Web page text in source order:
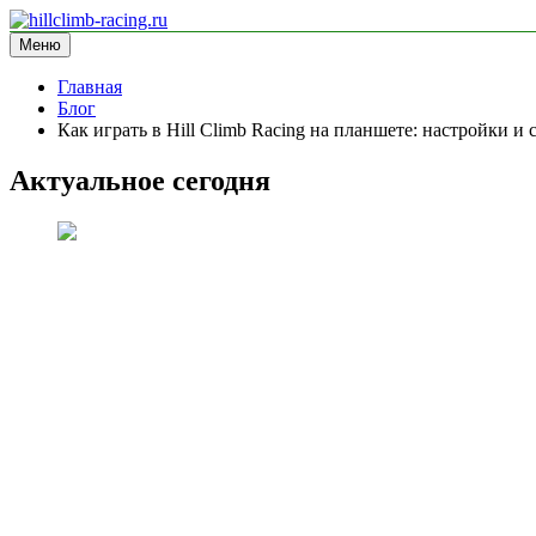
Перейти
к
содержимому
hillclimb-racing.ru
информационный сайт
Меню
Главная
Блог
Как играть в Hill Climb Racing на планшете: настройки и
Актуальное сегодня